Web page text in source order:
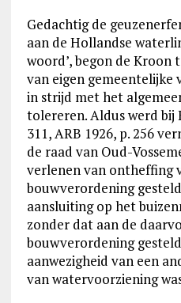
Gedachtig de
aan de Hollandse
woord’, begon de Kroon
van eigen gemeentelijke
in strijd met het
tolereren. Aldus werd bij
311, ARB 1926, p. 256
de raad van Oud-
verlenen van ontheffing
bouwverordening
aansluiting op het
zonder dat aan de
bouwverordening
aanwezigheid van een
van watervoorziening